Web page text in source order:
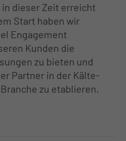
dieser Zeit erreicht
Start haben wir
Engagement
Kunden die
zu bieten und
Partner in der Kälte-
zu etablieren.